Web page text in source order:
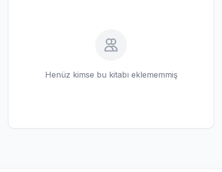
Henüz kimse bu kitabı eklememmiş